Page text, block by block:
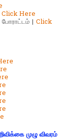
Click Here
போராட்டம் | Click
முழு விவரம்